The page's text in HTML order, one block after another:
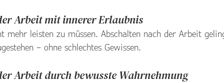
Arbeit mit innerer Erlaubnis
mehr leisten zu müssen. Abschalten nach der Arbeit
– ohne schlechtes Gewissen.
Arbeit durch bewusste Wahrnehmung